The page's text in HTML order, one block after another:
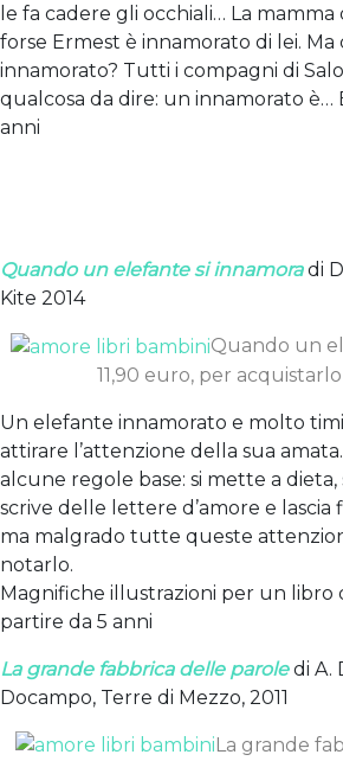
le fa cadere gli occhiali… La mamma
forse Ermest è innamorato di lei. Ma
innamorato? Tutti i compagni di
qualcosa da dire: un innamorato è…
anni
Quando un elefante si innamoradi
Kite 2014
Quando un
11,90 euro, per
Un elefante innamorato e molto
attirare l’attenzione della sua
alcune regole base: si mette a
scrive delle lettere d’amore e lascia
ma malgrado tutte queste
notarlo.
Magnifiche illustrazioni per un libro
partire da 5 anni
La grande fabbrica delle paroledi A.
Docampo, Terre di Mezzo, 2011
La grande